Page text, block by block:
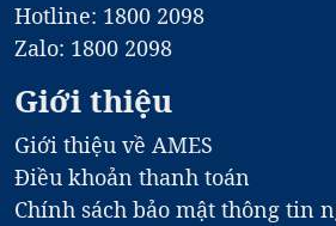
Hotline: 1800 2098
Zalo: 1800 2098
Giới thiệu
Giới thiệu về AMES
Điều khoản thanh toán
Chính sách bảo mật thông tin